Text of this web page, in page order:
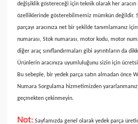
değişiklik göstereceği için teknik olarak her
özelliklerinde gösterebilmemiz mümkün değildir.
parçayı aracınıza net bir şekilde tanımlamanız
numarası, Stok numarası, motor kodu, motor
diğer araç sınıflandırmaları gibi ayrıntıların da
Ürünlerin aracınıza uyumluluğunu sizin için
Bu sebeple, bir yedek parça satın almadan önce
Numara Sorgulama hizmetimizden
geçmekten çekinmeyin.
Not: Sayfamızda genel olarak yedek parça